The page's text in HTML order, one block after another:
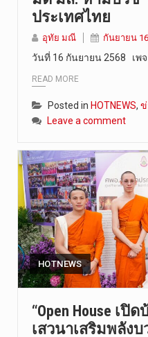
ประเทศไทย
อุทัย มณี กันยายน
วันที่ 16 กันยายน 2568 ​ เพ
READ MORE
Posted in HOTNEWS, ข่
Leave a comment
HOTNEWS
“Open House เปิ
เสวนาเสริมพลัง